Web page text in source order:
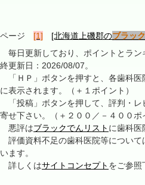
ページ [1] [北海道上磯郡のブラッ
毎日更新しており、ポイントとラン
終更新日：2026/08/07。
「ＨＰ」ボタンを押すと、各歯科医
に表示されます。（＋１ポイント）
「投稿」ボタンを押して、評判・レ
寄せ下さい。（＋２００／－４００ポ
悪評はブラックでんリスト に歯科医
評価資料不足の歯科医院等について
います。
詳しくはサイトコンセプト をご参照